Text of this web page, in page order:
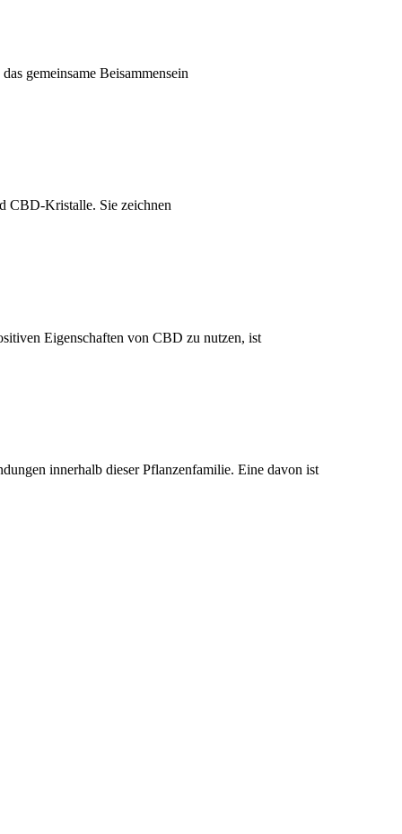
gemeinsame Beisammensein
CBD-Kristalle. Sie zeichnen
Eigenschaften von CBD zu nutzen, ist
innerhalb dieser Pflanzenfamilie. Eine davon ist